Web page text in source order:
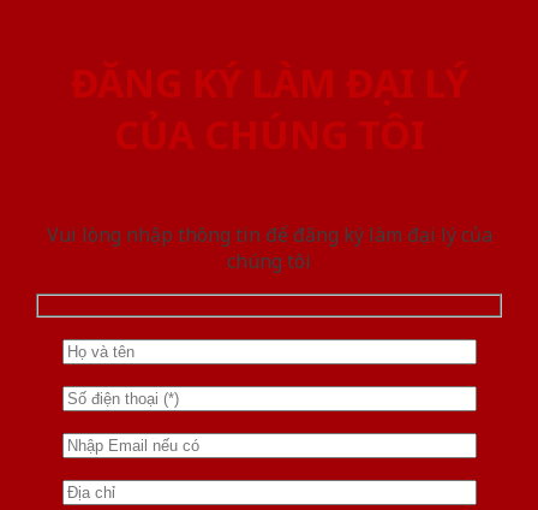
ĐĂNG KÝ LÀM ĐẠI LÝ
CỦA CHÚNG TÔI
Vui lòng nhập thông tin để đăng ký làm đại lý của
chúng tôi